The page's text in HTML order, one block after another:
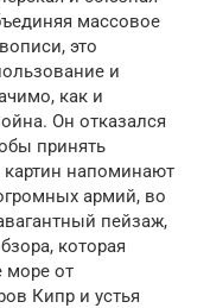
массовое
это
и
как и
Он отказался
принять
картин напоминают
армий, во
пейзаж,
которая
море от
Кипр и устья